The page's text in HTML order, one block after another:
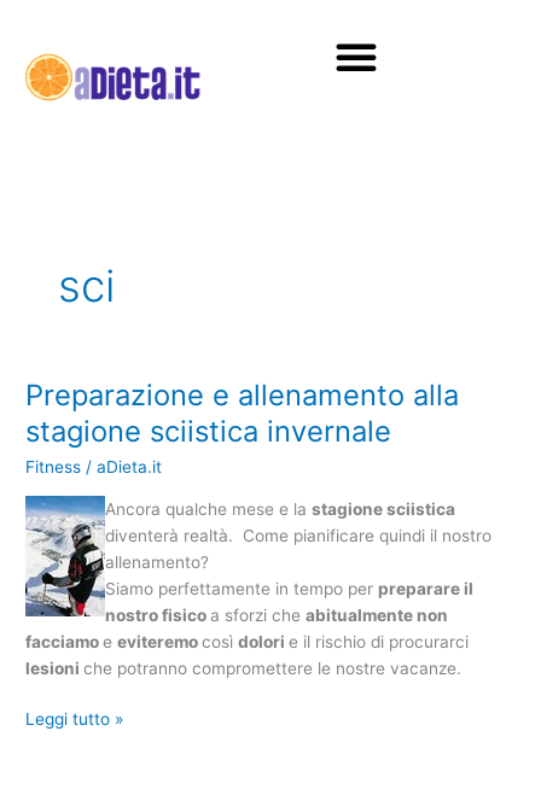
contenuto
sci
Preparazione e allenamento alla
stagione sciistica invernale
Fitness /aDieta.it
Ancora qualche mese e lastagione sciistica
diventerà realtà. Come pianificare quindi il nostro
allenamento?
Siamo perfettamente in tempo per preparare il
nostro fisicoa sforzi cheabitualmente non
facciamoeeviteremocosìdolorie il rischio di procurarci
lesioniche potranno compromettere le nostre vacanze.
Preparazione
allenamento
alla
stagione
sciistica
invernale
Leggi tutto »